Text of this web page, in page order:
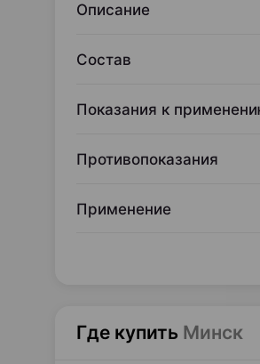
Описание
Состав
Показания к
Противопоказания
Применение
Где купить Минск